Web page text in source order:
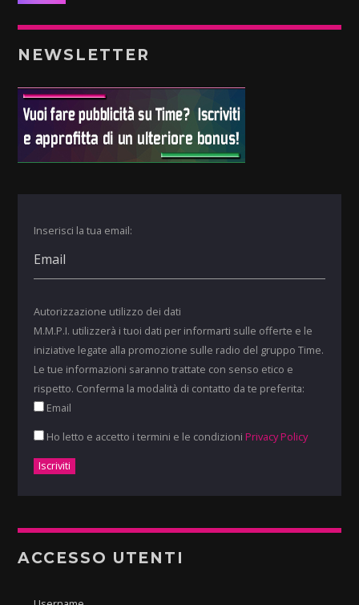
NEWSLETTER
Inserisci la tua email:
Autorizzazione utilizzo dei dati
M.M.P.I. utilizzerà i tuoi dati per informarti sulle offerte e le
iniziative legate alla promozione sulle radio del gruppo Time.
Le tue informazioni saranno trattate con senso etico e
rispetto. Conferma la modalità di contatto da te preferita:
Email
Ho letto e accetto i termini e le condizioni Privacy Policy
ACCESSO UTENTI